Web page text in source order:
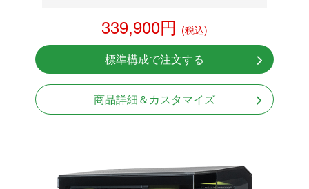
RTX 5060Ti 8GB
NVMeSSD 1TB
無線LAN Bluetooth対応
Windows11 Home 64bit
339,900円 (税込)
標準構成で注文する
商品詳細＆カスタマイズ